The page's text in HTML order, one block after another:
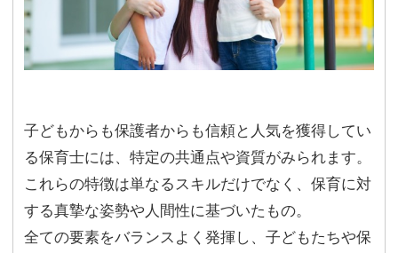
子どもからも保護者からも信頼と人気を獲得してい
る保育士には、特定の共通点や資質がみられます。
これらの特徴は単なるスキルだけでなく、保育に対
する真摯な姿勢や人間性に基づいたもの。
全ての要素をバランスよく発揮し、子どもたちや保